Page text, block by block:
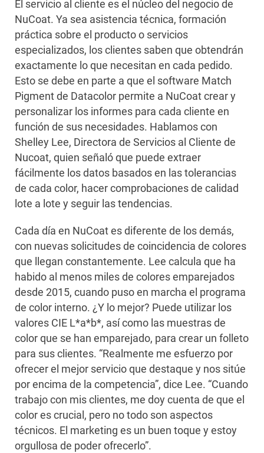
El servicio al cliente es el núcleo del negocio de
NuCoat. Ya sea asistencia técnica, formación
práctica sobre el producto o servicios
especializados, los clientes saben que obtendrán
exactamente lo que necesitan en cada pedido.
Esto se debe en parte a que el software Match
Pigment de Datacolor permite a NuCoat crear y
personalizar los informes para cada cliente en
función de sus necesidades. Hablamos con
Shelley Lee, Directora de Servicios al Cliente de
Nucoat, quien señaló que puede extraer
fácilmente los datos basados en las tolerancias
de cada color, hacer comprobaciones de calidad
lote a lote y seguir las tendencias.
Cada día en NuCoat es diferente de los demás,
con nuevas solicitudes de coincidencia de colores
que llegan constantemente. Lee calcula que ha
habido al menos miles de colores emparejados
desde 2015, cuando puso en marcha el programa
de color interno. ¿Y lo mejor? Puede utilizar los
valores CIE L*a*b*, así como las muestras de
color que se han emparejado, para crear un folleto
para sus clientes. “Realmente me esfuerzo por
ofrecer el mejor servicio que destaque y nos sitúe
por encima de la competencia”, dice Lee. “Cuando
trabajo con mis clientes, me doy cuenta de que el
color es crucial, pero no todo son aspectos
técnicos. El marketing es un buen toque y estoy
orgullosa de poder ofrecerlo”.